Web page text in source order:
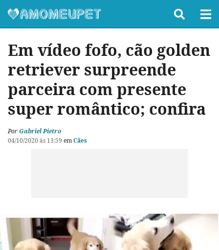
Em vídeo fofo, cão golden
retriever surpreende
parceira com presente
super romântico; confira
PorGabriel Pietro
04/10/2020 às 13:59 emCães